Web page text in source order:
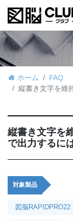
ホーム
FAQ
縦書き文字を維
縦書き文字を
で出力するに
対象製品
図脳RAPIDPRO22